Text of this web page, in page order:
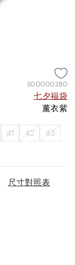
S00000280
七夕福袋
薰衣紫
41 42 43
尺寸對照表